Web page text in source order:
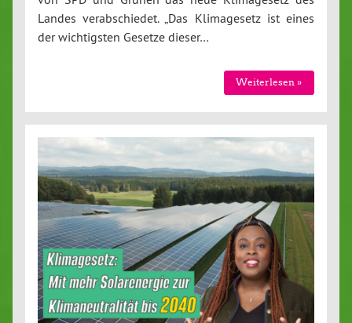
Landes verabschiedet. „Das Klimagesetz ist eines
der wichtigsten Gesetze dieser…
Weiterlesen »